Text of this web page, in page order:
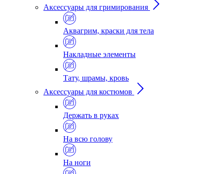
Аксессуары для гримирования
Аквагрим, краски для тела
Накладные элементы
Тату, шрамы, кровь
Аксессуары для костюмов
Держать в руках
На всю голову
На ноги